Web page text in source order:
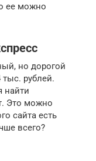
ее можно
но дорогой
тыс. рублей.
найти
Это можно
сайта есть
всего?